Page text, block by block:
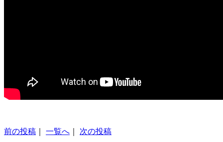
前の投稿 一覧へ 次の投稿